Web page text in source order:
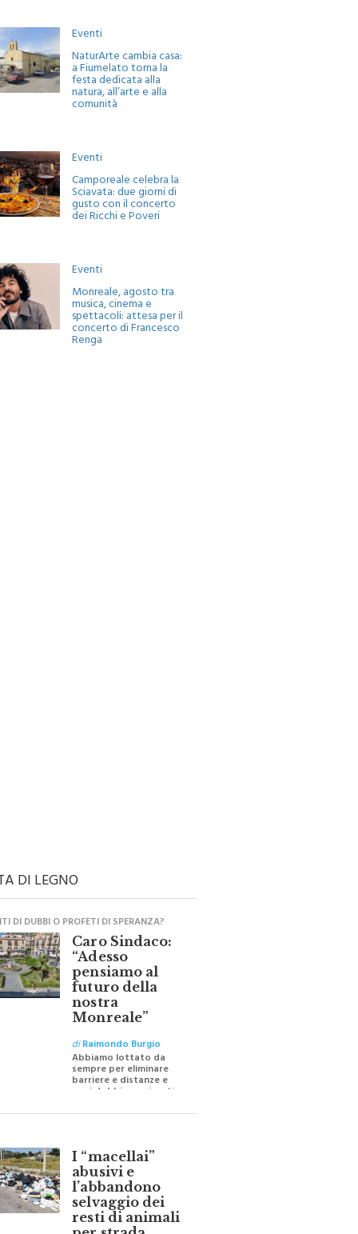
Eventi
NaturArte cambia casa:
a Fiumelato torna la
festa dedicata alla
natura, all’arte e alla
comunità
Eventi
Camporeale celebra la
Sciavata: due giorni di
gusto con il concerto
dei Ricchi e Poveri
Eventi
Monreale, agosto tra
musica, cinema e
spettacoli: attesa per il
concerto di Francesco
Renga
DI LEGNO
DI DUBBI O PROFETI DI SPERANZA?
Caro Sindaco:
“Adesso
pensiamo al
futuro della
nostra
Monreale”
diRaimondo Burgio
Abbiamo lottato da
sempre per eliminare
barriere e distanze e
oggi dobbiamo ripartire
I “macellai”
abusivi e
l’abbandono
selvaggio dei
resti di animali
per strada